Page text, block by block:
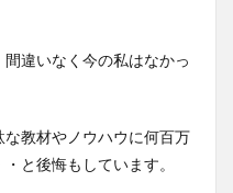
違いなく今の私はなかっ
教材やノウハウに何百万
と後悔もしています。